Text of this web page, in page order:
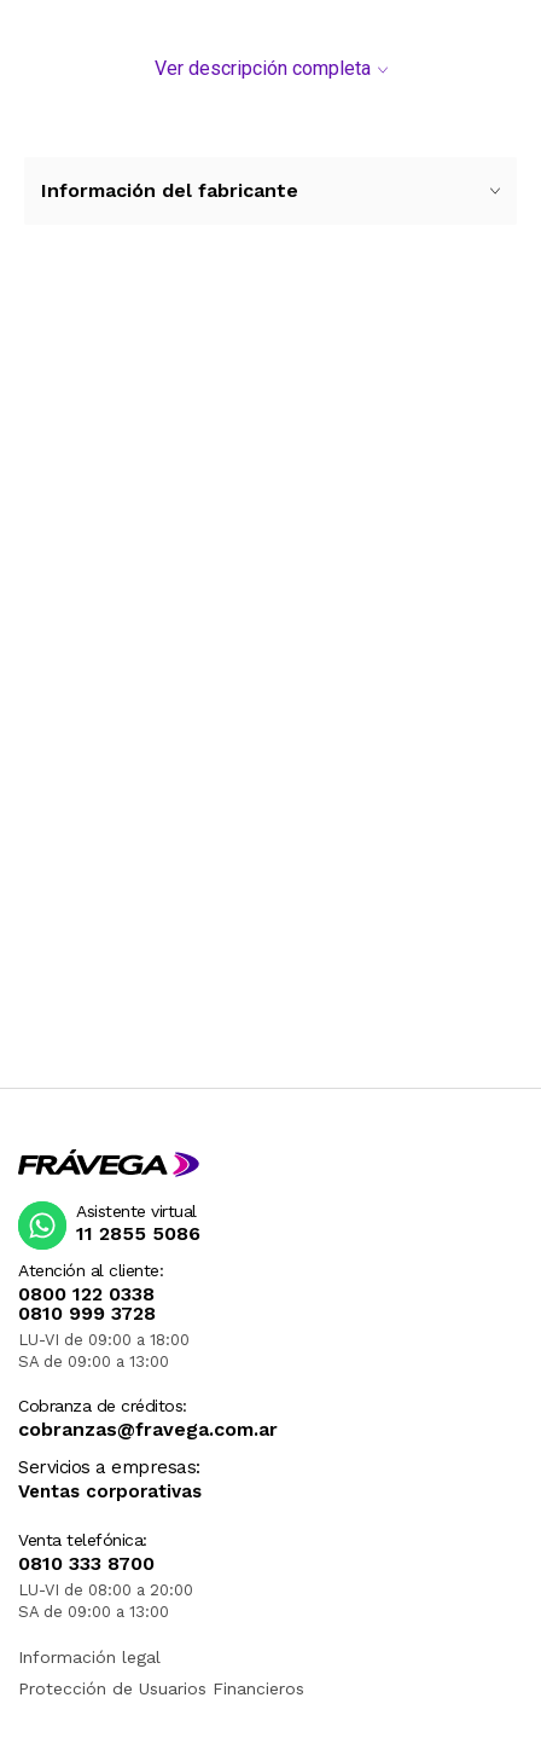
Ver descripción completa
Información del fabricante
Atención al cliente:
0800 122 0338
0810 999 3728
LU-VI de 09:00 a 18:00
SA de 09:00 a 13:00
Cobranza de créditos:
cobranzas@fravega.com.ar
Servicios a empresas:
Ventas corporativas
Venta telefónica:
0810 333 8700
LU-VI de 08:00 a 20:00
SA de 09:00 a 13:00
Asistente virtual
11 2855 5086
Información legal
Protección de Usuarios Financieros